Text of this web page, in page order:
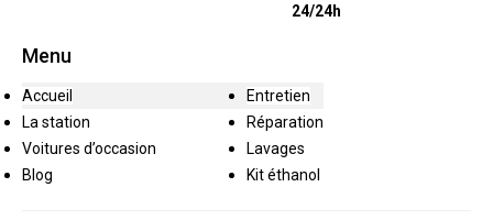
24/24h
Menu
Accueil
La station
Voitures d’occasion
Blog
Entretien
Réparation
Lavages
Kit éthanol